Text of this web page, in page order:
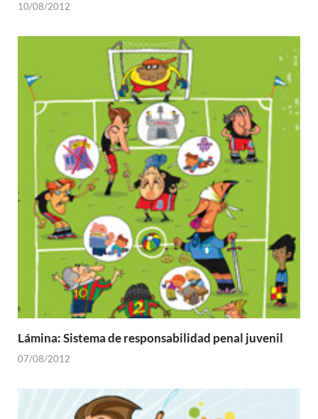
10/08/2012
Lámina: Sistema de responsabilidad penal juvenil
07/08/2012